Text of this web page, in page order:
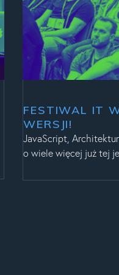
FESTIWAL IT
WERSJI!
JavaScript,
o wiele więcej już tej